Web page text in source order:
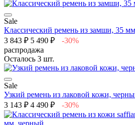
Sale
Классический ремень из замши, 35
3 843 ₽ 5 490 ₽
-30%
распродажа
Осталось 3 шт.
Sale
Узкий ремень из лаковой кожи,
3 143 ₽ 4 490 ₽ -30%